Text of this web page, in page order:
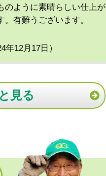
のように素晴らしい仕上が
。有難うございます。
年12月17日）
見る